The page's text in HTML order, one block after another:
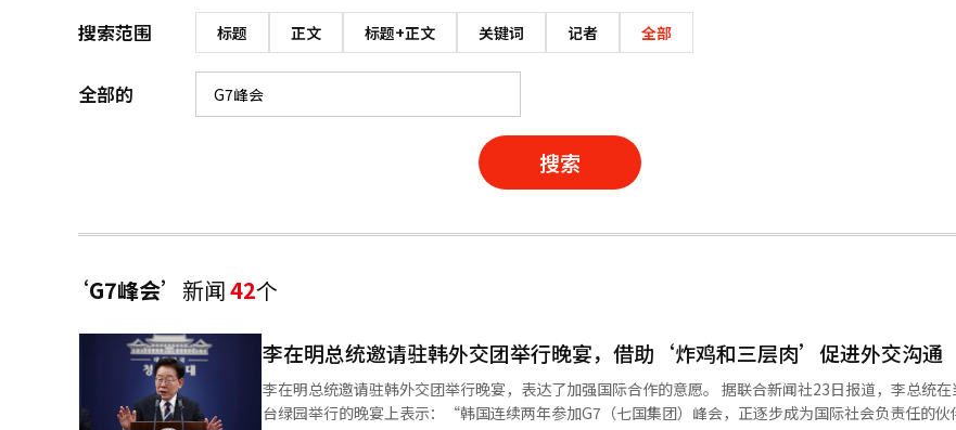
搜索范围 标题 正文 标题+正文 关键词 记者 全部
全部的
搜索
‘G7峰会’ 新闻42个
李在明总统邀请驻韩外交团举行晚宴，借助‘炸鸡和三层肉’促进外交沟通
李在明总统邀请驻韩外交团举行晚宴，表达了加强国际合作的意愿。 据联合新闻社23日报道，李总统
台绿园举行的晚宴上表示：“韩国连续两年参加G7（七国集团）峰会，正逐步成为国际社会负责任的